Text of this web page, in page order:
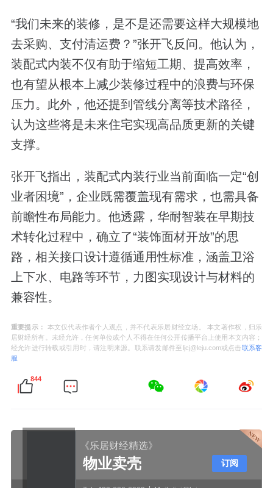
“我们未来的装修，是不是还需要这样大规模地
去采购、支付清运费？”张开飞反问。他认为，
装配式内装不仅有助于缩短工期、提高效率，
也有望从根本上减少装修过程中的浪费与环保
压力。此外，他还提到管线分离等技术路径，
认为这些将是未来住宅实现高品质更新的关键
支撑。
张开飞指出，装配式内装行业当前面临一定“创
业者困境”，企业既需覆盖现有需求，也需具备
前瞻性布局能力。他透露，华耐智装在早期技
术转化过程中，确立了“装饰面材开放”的思
路，相关接口设计遵循通用性标准，涵盖卫浴
上下水、电路等环节，力图实现设计与材料的
兼容性。
重要提示：
本文仅代表作者个人观点，并不代表乐居财经立场。 本文著作权，归乐
居财经所有。未经允许，任何单位或个人不得在任何公开传播平台上使用本文内容；
经允许进行转载或引用时，请注明来源。联系请发邮件至ljcj@leju.com或点击联系客
服
844
《乐居财经精选》
物业卖壳 订阅